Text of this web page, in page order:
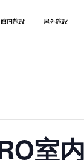
館内施設 屋外施設
室